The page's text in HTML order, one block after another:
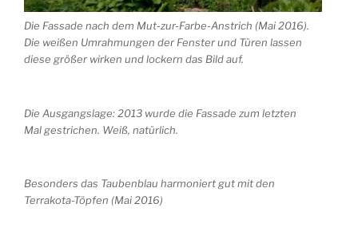
Die Fassade nach dem Mut-zur-Farbe-Anstrich (Mai 2016).
Die weißen Umrahmungen der Fenster und Türen lassen
diese größer wirken und lockern das Bild auf.
Die Ausgangslage: 2013 wurde die Fassade zum letzten
Mal gestrichen. Weiß, natürlich.
Besonders das Taubenblau harmoniert gut mit den
Terrakota-Töpfen (Mai 2016)